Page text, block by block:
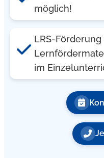
möglich!
LRS-
im